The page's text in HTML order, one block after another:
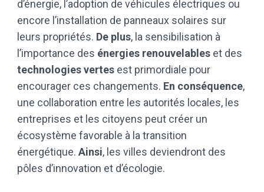
d’énergie, l’adoption de véhicules électriques ou
encore l’installation de panneaux solaires sur
leurs propriétés. De plus, la sensibilisation à
l’importance des énergies renouvelables et des
technologies vertes est primordiale pour
encourager ces changements. En conséquence,
une collaboration entre les autorités locales, les
entreprises et les citoyens peut créer un
écosystème favorable à la transition
énergétique. Ainsi, les villes deviendront des
pôles d’innovation et d’écologie.